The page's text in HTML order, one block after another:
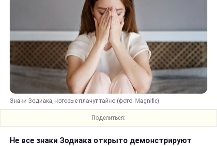
Знаки Зодиака, которые плачут тайно (фото: Magnific)
Поделиться:
Не все знаки Зодиака открыто демонстрируют